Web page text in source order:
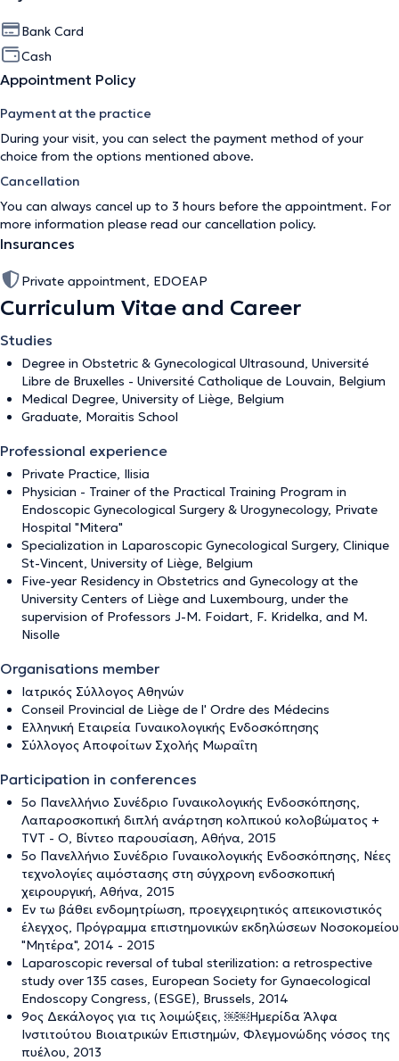
Bank Card
Cash
Appointment Policy
Payment at the practice
During your visit, you can select the payment method of your
choice from the options mentioned above.
Cancellation
You can always cancel up to 3 hours before the appointment. For
more information please read our cancellation policy.
Insurances
Private appointment, EDOEAP
Curriculum Vitae and Career
Studies
Degree in Obstetric & Gynecological Ultrasound, Université
Libre de Bruxelles - Université Catholique de Louvain, Belgium
Medical Degree, University of Liège, Belgium
Graduate, Moraitis School
Professional experience
Private Practice, Ilisia
Physician - Trainer of the Practical Training Program in
Endoscopic Gynecological Surgery & Urogynecology, Private
Hospital "Mitera"
Specialization in Laparoscopic Gynecological Surgery, Clinique
St-Vincent, University of Liège, Belgium
Five-year Residency in Obstetrics and Gynecology at the
University Centers of Liège and Luxembourg, under the
supervision of Professors J-M. Foidart, F. Kridelka, and M.
Nisolle
Organisations member
Ιατρικός Σύλλογος Αθηνών
Conseil Provincial de Liège de l' Ordre des Médecins
Ελληνική Εταιρεία Γυναικολογικής Ενδοσκόπησης
Σύλλογος Αποφοίτων Σχολής Μωραΐτη
Participation in conferences
5ο Πανελλήνιο Συνέδριο Γυναικολογικής Ενδοσκόπησης,
Λαπαροσκοπική διπλή ανάρτηση κολπικού κολοβώματος +
TVT - O, Βίντεο παρουσίαση, Αθήνα, 2015
5ο Πανελλήνιο Συνέδριο Γυναικολογικής Ενδοσκόπησης, Νέες
τεχνολογίες αιμόστασης στη σύγχρονη ενδοσκοπική
χειρουργική, Aθήνα, 2015
Εν τω βάθει ενδομητρίωση, προεγχειρητικός απεικονιστικός
έλεγχος, Πρόγραμμα επιστημονικών εκδηλώσεων Νοσοκομείου
"Μητέρα", 2014 - 2015
Laparoscopic reversal of tubal sterilization: a retrospective
study over 135 cases, European Society for Gynaecological
Endoscopy Congress, (ESGE), Brussels, 2014
9ος Δεκάλογος για τις λοιμώξεις, ￼￼Ημερίδα Άλφα
Ινστιτούτου Βιοιατρικών Επιστημών, Φλεγμονώδης νόσος της
πυέλου, 2013